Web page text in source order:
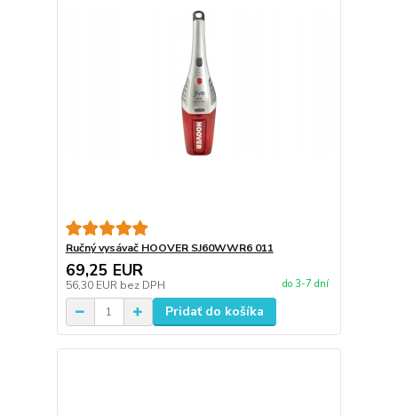
Ručný vysávač HOOVER SJ60WWR6 011
69,25 EUR
56,30 EUR bez DPH do 3-7 dní
Pridať do košíka